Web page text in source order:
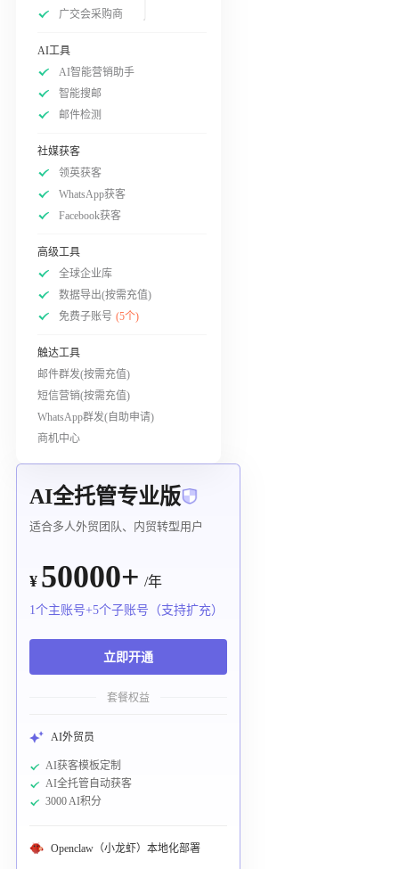
广交会采购商
AI工具
AI智能营销助手
智能搜邮
邮件检测
社媒获客
领英获客
WhatsApp获客
Facebook获客
高级工具
全球企业库
数据导出(按需充值)
免费子账号 (5个)
触达工具
邮件群发(按需充值)
短信营销(按需充值)
WhatsApp群发(自助申请)
商机中心
AI全托管专业版
适合多人外贸团队、内贸转型用户
¥ 50000+ /年
1个主账号+5个子账号（支持扩充）
立即开通
套餐权益
AI外贸员
AI获客模板定制
AI全托管自动获客
3000 AI积分
Openclaw（小龙虾）本地化部署